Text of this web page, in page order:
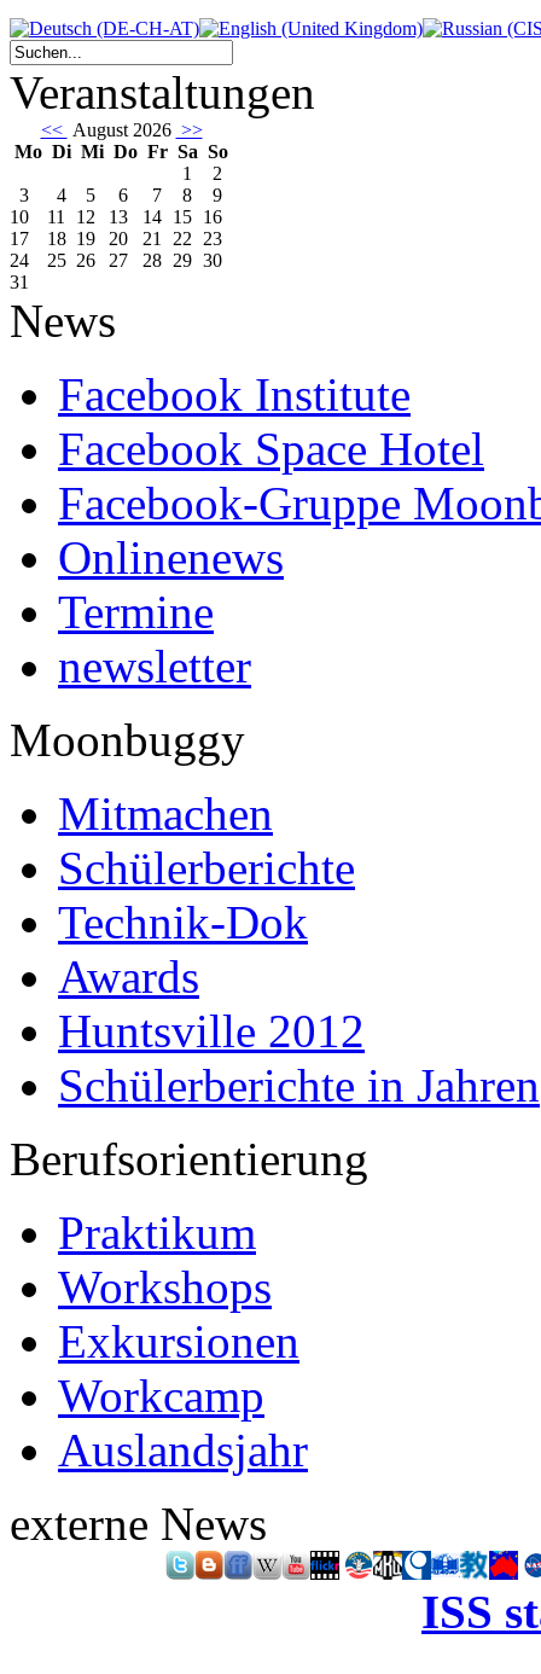
Veranstaltungen
<< August 2026 >>
Mo Di Mi Do Fr Sa So
1
2
3
4 5 6 7 8
9
10
11 12 13 14 15 16
17
18 19 20 21 22 23
24
25 26 27 28 29 30
31
News
Facebook Institute
Facebook Space Hotel
Facebook-Gruppe
Onlinenews
Termine
newsletter
Moonbuggy
Mitmachen
Schülerberichte
Technik-Dok
Awards
Huntsville 2012
Schülerberichte in Jahren
Berufsorientierung
Praktikum
Workshops
Exkursionen
Workcamp
Auslandsjahr
externe News
ISS